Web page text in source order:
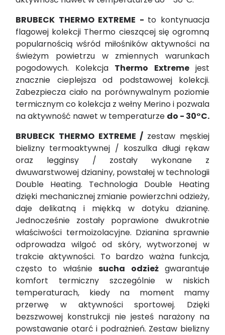
BRUBECK THERMO EXTREME - to kontynuacja
flagowej kolekcji Thermo cieszącej się ogromną
popularnością wśród miłośników aktywności na
świeżym powietrzu w zmiennych warunkach
pogodowych. Kolekcja Thermo Extremejest
znacznie cieplejsza od podstawowej kolekcji.
Zabezpiecza ciało na porównywalnym poziomie
termicznym co kolekcja z wełny Merino i pozwala
na aktywność nawet w temperaturze do - 30°C.
BRUBECK THERMO EXTREME / zestaw męskiej
bielizny termoaktywnej / koszulka długi rękaw
oraz legginsy / zostały wykonane z
dwuwarstwowej dzianiny, powstałej w technologii
Double Heating. Technologia Double Heating
dzięki mechanicznej zmianie powierzchni odzieży,
daje delikatną i miękką w dotyku dzianinę.
Jednocześnie zostały poprawione dwukrotnie
właściwości termoizolacyjne. Dzianina sprawnie
odprowadza wilgoć od skóry, wytworzonej w
trakcie aktywności. To bardzo ważna funkcja,
często to właśniesucha odzieżgwarantuje
komfort termiczny szczególnie w niskich
temperaturach, kiedy na moment mamy
przerwę w aktywności sportowej. Dzięki
bezszwowej konstrukcji nie jesteś narażony na
powstawanie otarć i podrażnień. Zestaw bielizny